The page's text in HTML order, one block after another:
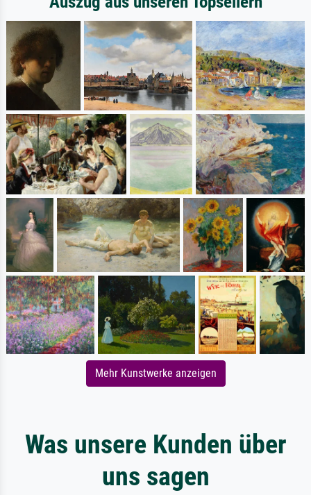
Mehr Kunstwerke anzeigen
Was unsere Kunden über
uns sagen